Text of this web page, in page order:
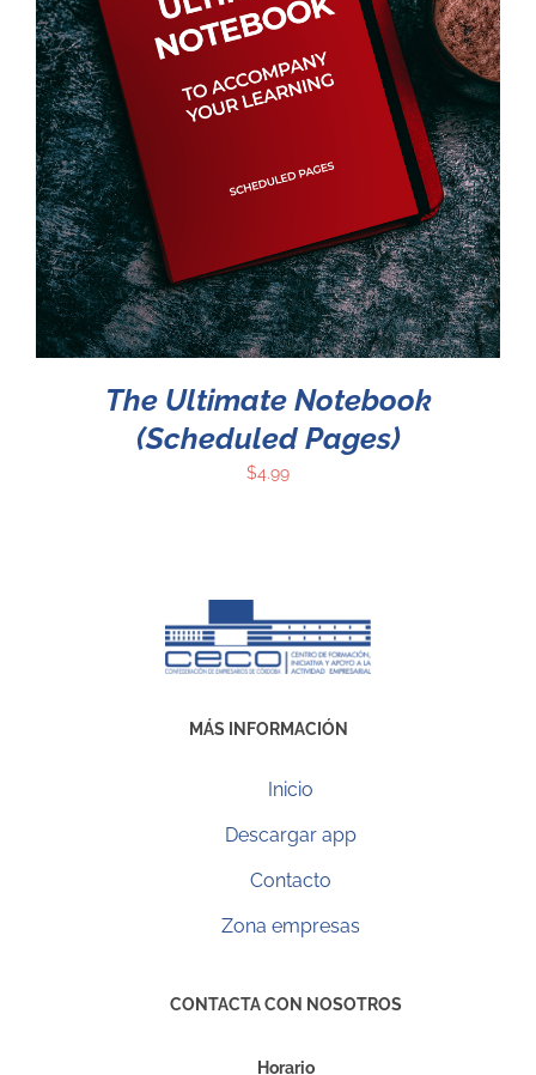
The Ultimate Notebook
(Scheduled Pages)
$4.99
MÁS INFORMACIÓN
Inicio
Descargar app
Contacto
Zona empresas
CONTACTA CON NOSOTROS
Horario